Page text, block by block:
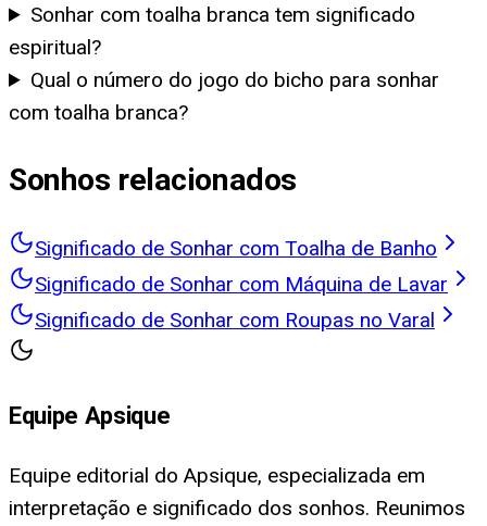
Sonhar com toalha branca tem significado
espiritual?
Qual o número do jogo do bicho para sonhar
com toalha branca?
Sonhos relacionados
Significado de Sonhar com Toalha de Banho
Significado de Sonhar com Máquina de Lavar
Significado de Sonhar com Roupas no Varal
Equipe Apsique
Equipe editorial do Apsique, especializada em
interpretação e significado dos sonhos. Reunimos